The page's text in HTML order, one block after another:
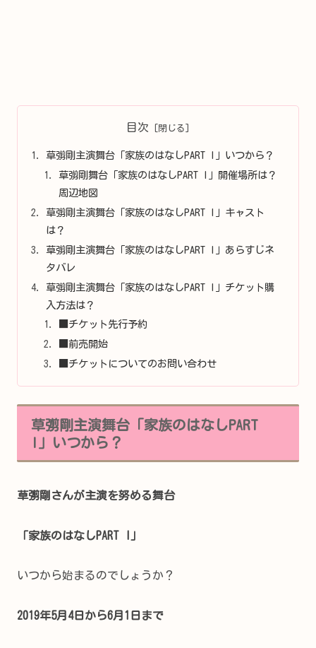
目次
草彅剛主演舞台「家族のはなしPART I」いつから？
草彅剛舞台「家族のはなしPART I」開催場所は？
周辺地図
草彅剛主演舞台「家族のはなしPART I」キャスト
は？
草彅剛主演舞台「家族のはなしPART I」あらすじネ
タバレ
草彅剛主演舞台「家族のはなしPART I」チケット購
入方法は？
■チケット先行予約
■前売開始
■チケットについてのお問い合わせ
草彅剛主演舞台「家族のはなしPART
I」いつから？
草彅剛さんが主演を努める舞台
「家族のはなしPART I」
いつから始まるのでしょうか？
2019年5月4日から6月1日まで